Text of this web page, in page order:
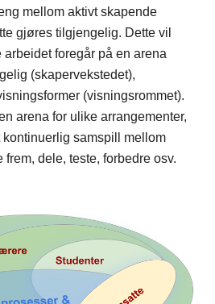
mellom aktivt skapende
gjøres tilgjengelig. Dette vil
foregår på en arena
(skapervekstedet),
(visningsrommet).
arena for ulike arrangementer,
kontinuerlig samspill mellom
dele, teste, forbedre osv.